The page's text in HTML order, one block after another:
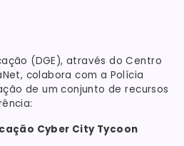
(DGE), através do Centro
colabora com a Polícia
de um conjunto de recursos
Cyber City Tycoon